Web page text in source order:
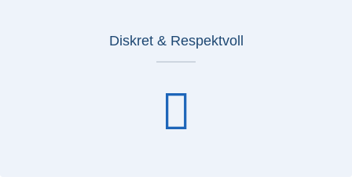
Diskret & Respektvoll